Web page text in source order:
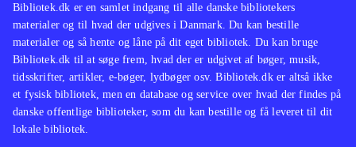
Bibliotek.dk er en samlet indgang til alle danske bibliotekers
materialer og til hvad der udgives i Danmark. Du kan bestille
materialer og så hente og låne på dit eget bibliotek. Du kan bruge
Bibliotek.dk til at søge frem, hvad der er udgivet af bøger, musik,
tidsskrifter, artikler, e-bøger, lydbøger osv. Bibliotek.dk er altså ikke
et fysisk bibliotek, men en database og service over hvad der findes på
danske offentlige biblioteker, som du kan bestille og få leveret til dit
lokale bibliotek.